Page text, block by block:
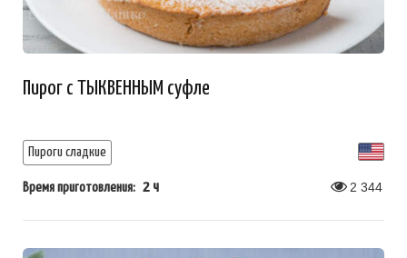
Пирог с ТЫКВЕННЫМ суфле
Пироги сладкие
Время приготовления: 2 ч 2 344